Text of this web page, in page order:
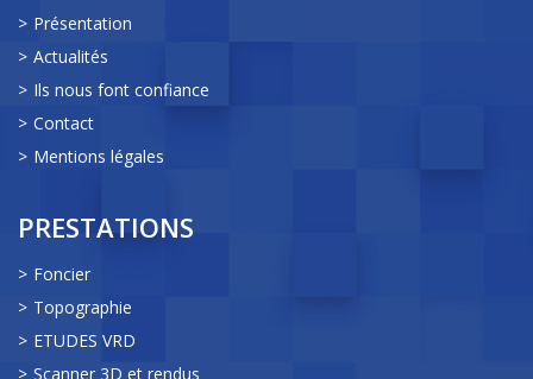
Présentation
Actualités
Ils nous font confiance
Contact
Mentions légales
PRESTATIONS
Foncier
Topographie
ETUDES VRD
Scanner 3D et rendus